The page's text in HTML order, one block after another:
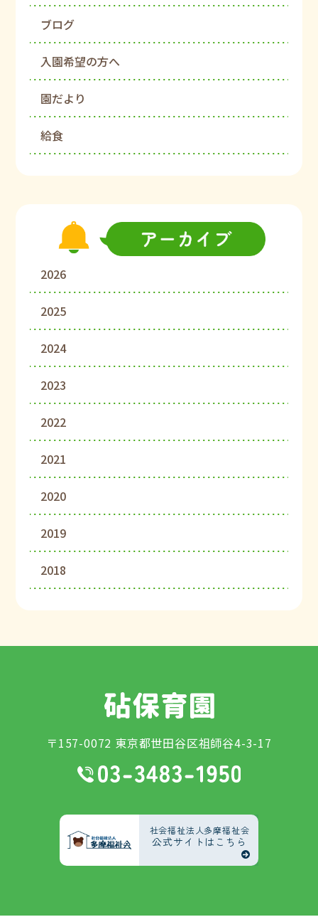
ブログ
入園希望の方へ
園だより
給食
2026
2025
2024
2023
2022
2021
2020
2019
2018
〒157-0072 東京都世田谷区祖師谷4-3-17
社会福祉法人多摩福祉会
公式サイトはこちら